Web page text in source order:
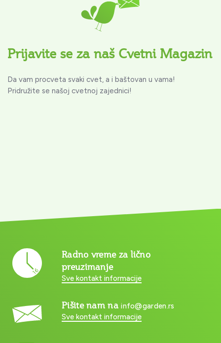
Prijavite se za naš Cvetni Magazin
Da vam procveta svaki cvet, a i baštovan u vama!
Pridružite se našoj cvetnoj zajednici!
Radno vreme za lično
preuzimanje
Sve kontakt informacije
Pišite nam nainfo@garden.rs
Sve kontakt informacije